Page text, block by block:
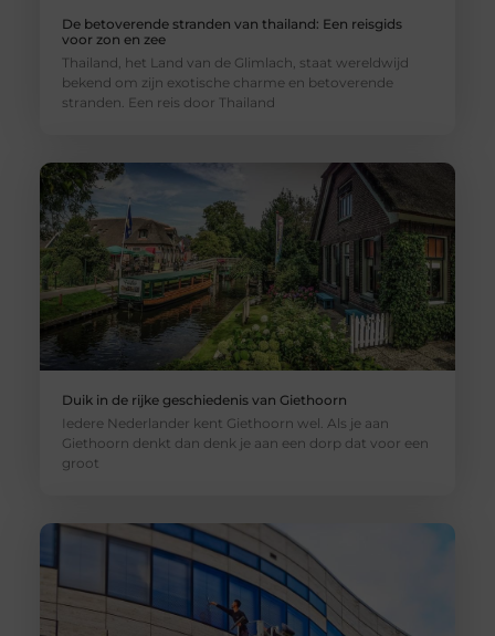
De betoverende stranden van thailand: Een reisgids
voor zon en zee
Thailand, het Land van de Glimlach, staat wereldwijd
bekend om zijn exotische charme en betoverende
stranden. Een reis door Thailand
Duik in de rijke geschiedenis van Giethoorn
Iedere Nederlander kent Giethoorn wel. Als je aan
Giethoorn denkt dan denk je aan een dorp dat voor een
groot